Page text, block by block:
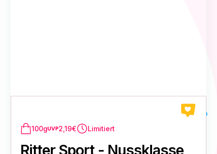
100g 2,19€ Limitiert
Ritter Sport - Nussklasse